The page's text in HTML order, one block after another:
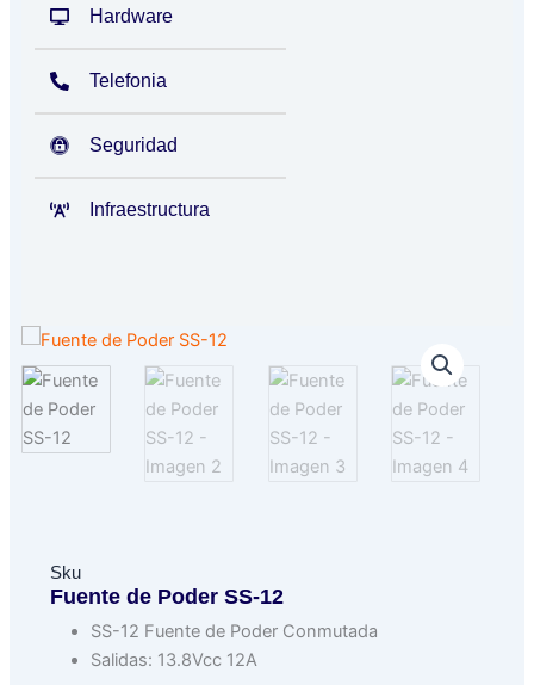
Hardware
Telefonia
Seguridad
Infraestructura
Sku
Fuente de Poder SS-12
SS-12 Fuente de Poder Conmutada
Salidas: 13.8Vcc 12A